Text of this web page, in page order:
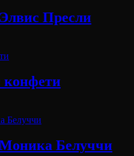
Пресли
конфети
Моника Белуччи